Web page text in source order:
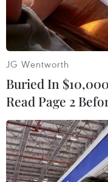
Triều Tiên giữ
thử tên lửa mới
05/05/2022 03:11
Các cơ quan truyền
JG Wentworth
Buried In
Read Page 2